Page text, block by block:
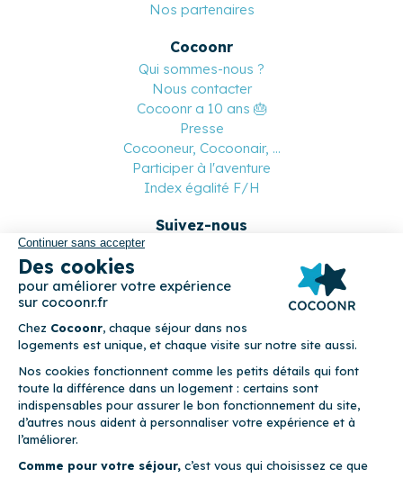
Nos partenaires
Cocoonr
Qui sommes-nous ?
Nous contacter
Cocoonr a 10 ans 🎂
Presse
Cocooneur, Cocoonair, ...
Participer à l'aventure
Index égalité F/H
Suivez-nous
location–CGU – Politique de confidentialité–Politique de